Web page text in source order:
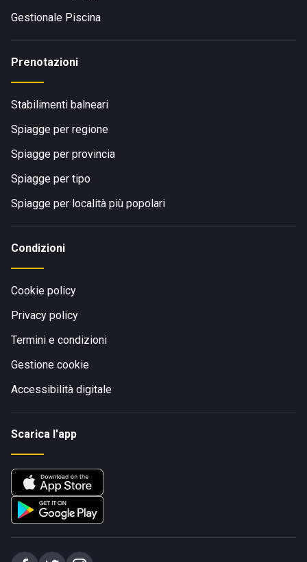
Gestionale Piscina
Prenotazioni
Stabilimenti balneari
Spiagge per regione
Spiagge per provincia
Spiagge per tipo
Spiagge per località più popolari
Condizioni
Cookie policy
Privacy policy
Termini e condizioni
Gestione cookie
Accessibilità digitale
Scarica l'app